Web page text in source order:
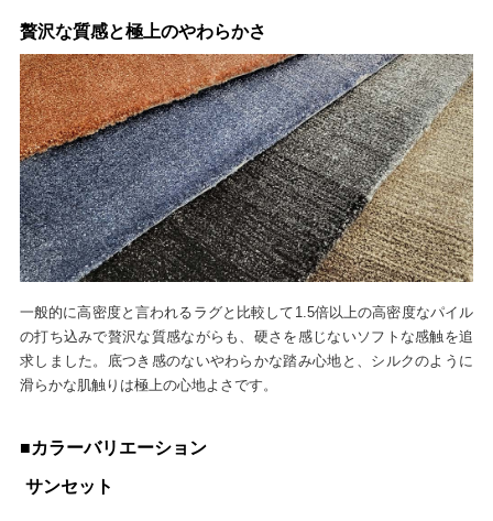
贅沢な質感と極上のやわらかさ
一般的に高密度と言われるラグと比較して1.5倍以上の高密度なパイル
の打ち込みで贅沢な質感ながらも、硬さを感じないソフトな感触を追
求しました。底つき感のないやわらかな踏み心地と、シルクのように
滑らかな肌触りは極上の心地よさです。
■カラーバリエーション
サンセット